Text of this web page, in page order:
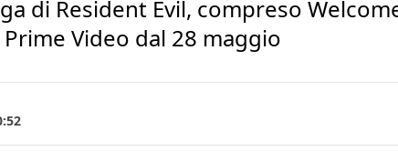
di Resident Evil, compreso
Video dal 28 maggio